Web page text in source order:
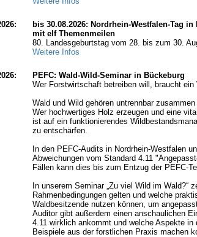
bis 30.08.2026: Nordrhein-Westfalen-Tag
mit elf Themenmeilen
80. Landesgeburtstag vom 28. bis zum 30.
Weitere Infos
PEFC: Wald-Wild-Seminar in Bückeburg
Wer Forstwirtschaft betreiben will, braucht
Wald und Wild gehören untrennbar
Wer hochwertiges Holz erzeugen und eine
ist auf ein funktionierendes
zu entschärfen.
In den PEFC-Audits in Nordrhein-Westfalen
Abweichungen vom Standard 4.11
Fällen kann dies bis zum Entzug der PEFC-
In unserem Seminar „Zu viel Wild im Wald?“
Rahmenbedingungen gelten und welche
Waldbesitzende nutzen können, um
Auditor gibt außerdem einen anschaulichen
4.11 wirklich ankommt und welche Aspekte
Beispiele aus der forstlichen Praxis machen